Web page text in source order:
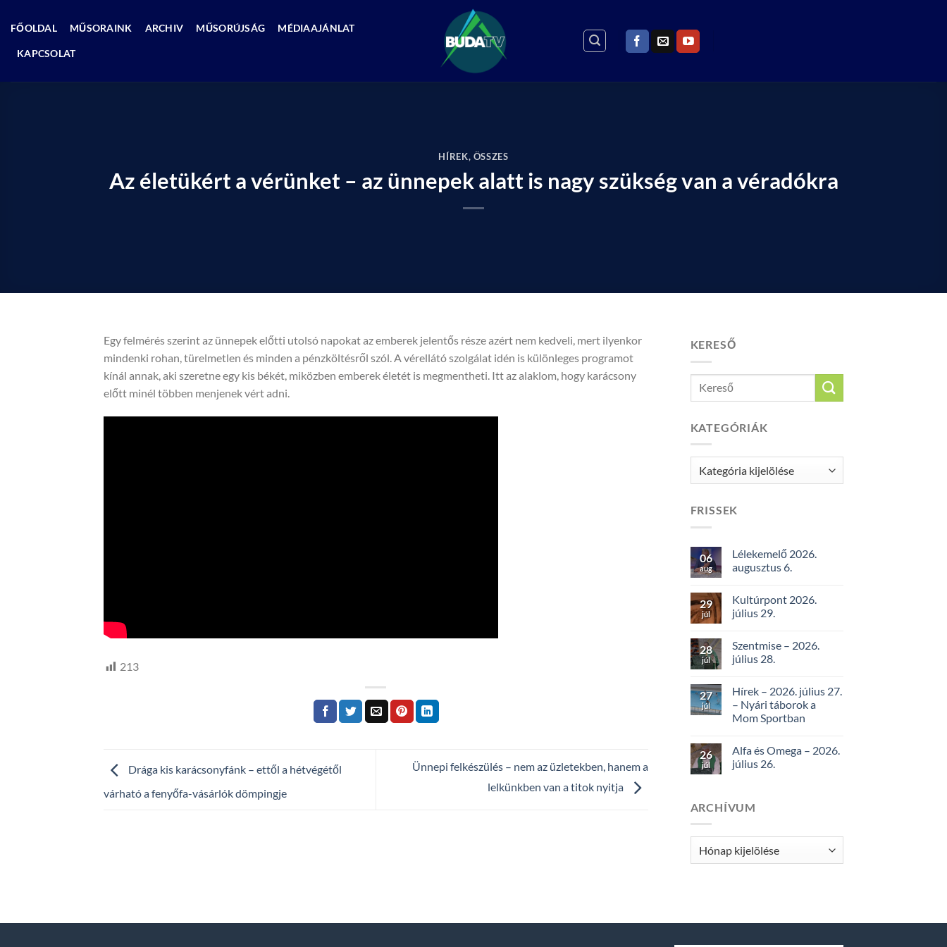
FŐOLDAL MŰSORAINK ARCHIV MŰSORÚJSÁG MÉDIAAJÁNLAT
KAPCSOLAT
HÍREK, ÖSSZES
Az életükért a vérünket – az ünnepek alatt is nagy szükség van a véradókra
Egy felmérés szerint az ünnepek előtti utolsó napokat az emberek jelentős része azért nem kedveli, mert ilyenkor
mindenki rohan, türelmetlen és minden a pénzköltésről szól. A vérellátó szolgálat idén is különleges programot
kínál annak, aki szeretne egy kis békét, miközben emberek életét is megmentheti. Itt az alaklom, hogy karácsony
előtt minél többen menjenek vért adni.
213
Drága kis karácsonyfánk – ettől a hétvégétől
várható a fenyőfa-vásárlók dömpingje
Ünnepi felkészülés – nem az üzletekben, hanem a
lelkünkben van a titok nyitja
KERESŐ
KATEGÓRIÁK
Kategóriák
FRISSEK
06
aug
Lélekemelő 2026.
augusztus 6.
29
júl
Kultúrpont 2026.
július 29.
28
júl
Szentmise – 2026.
július 28.
27
júl
Hírek – 2026. július 27.
– Nyári táborok a
Mom Sportban
26
júl
Alfa és Omega – 2026.
július 26.
ARCHÍVUM
Archívum